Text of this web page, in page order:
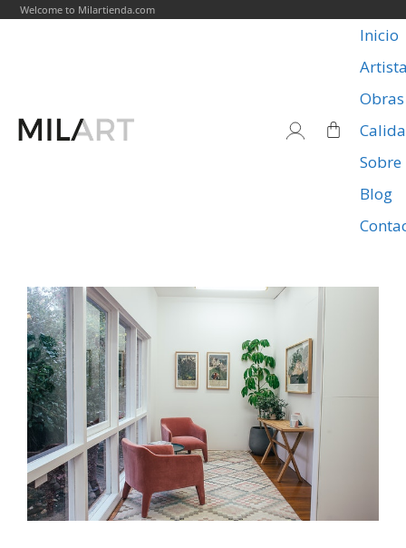
Welcome to Milartienda.com
Inicio
Obras
Blog